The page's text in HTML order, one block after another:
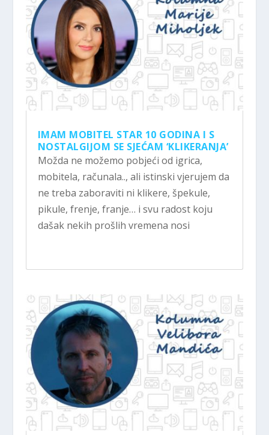
IMAM MOBITEL STAR 10 GODINA I S
NOSTALGIJOM SE SJEĆAM ‘KLIKERANJA’
Možda ne možemo pobjeći od igrica,
mobitela, računala.., ali istinski vjerujem da
ne treba zaboraviti ni klikere, špekule,
pikule, frenje, franje… i svu radost koju
dašak nekih prošlih vremena nosi